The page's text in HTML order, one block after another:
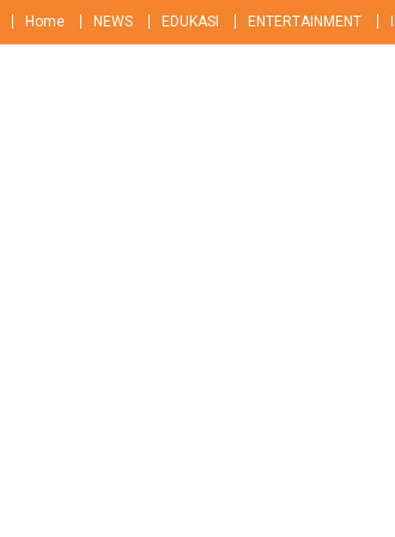
Home NEWS EDUKASI ENTERTAINMENT